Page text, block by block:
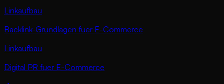
Linkaufbau
Backlink-Grundlagen fuer E-Commerce
Linkaufbau
Digital PR fuer E-Commerce